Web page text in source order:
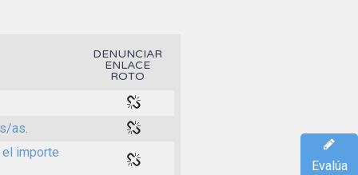
DENUNCIAR
ENLACE
ROTO
as.
importe
Evalúa